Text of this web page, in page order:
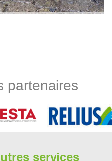
fonction des travaux à réaliser.
demande de devis.
dans le 91690?
est très important de réaliser des
engagement. D'un autre côté, il
partenaires
services